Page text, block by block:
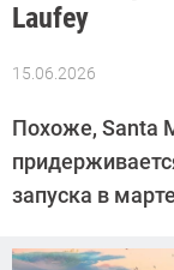
Laufey
15.06.2026
Автор:
Довлатова
Похоже, Santa
запуска в